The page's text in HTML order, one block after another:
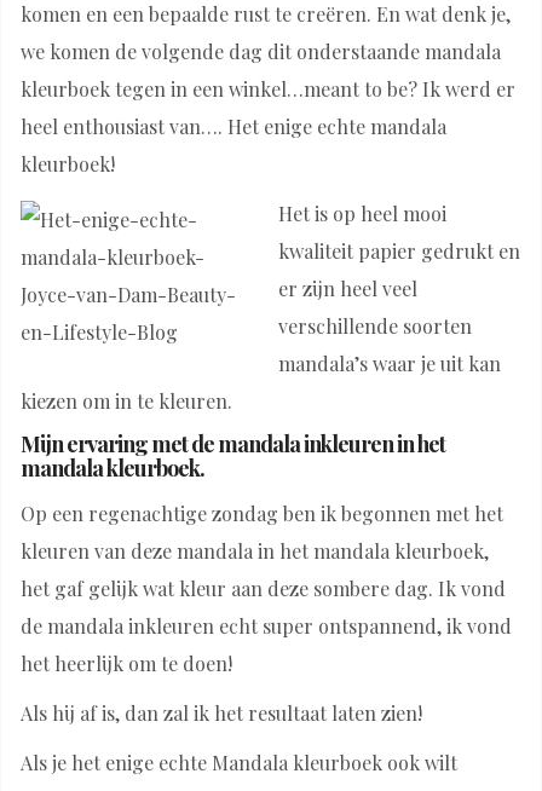
komen en een bepaalde rust te creëren. En wat denk je,
we komen de volgende dag dit onderstaande mandala
kleurboek tegen in een winkel…meant to be? Ik werd er
heel enthousiast van…. Het enige echte mandala
kleurboek!
Het is op heel mooi
kwaliteit papier gedrukt en
er zijn heel veel
verschillende soorten
mandala’s waar je uit kan
kiezen om in te kleuren.
Mijn ervaring met de mandala inkleuren in het
mandala kleurboek.
Op een regenachtige zondag ben ik begonnen met het
kleuren van deze mandala in het mandala kleurboek,
het gaf gelijk wat kleur aan deze sombere dag. Ik vond
de mandala inkleuren echt super ontspannend, ik vond
het heerlijk om te doen!
Als hij af is, dan zal ik het resultaat laten zien!
Als je het enige echte Mandala kleurboek ook wilt